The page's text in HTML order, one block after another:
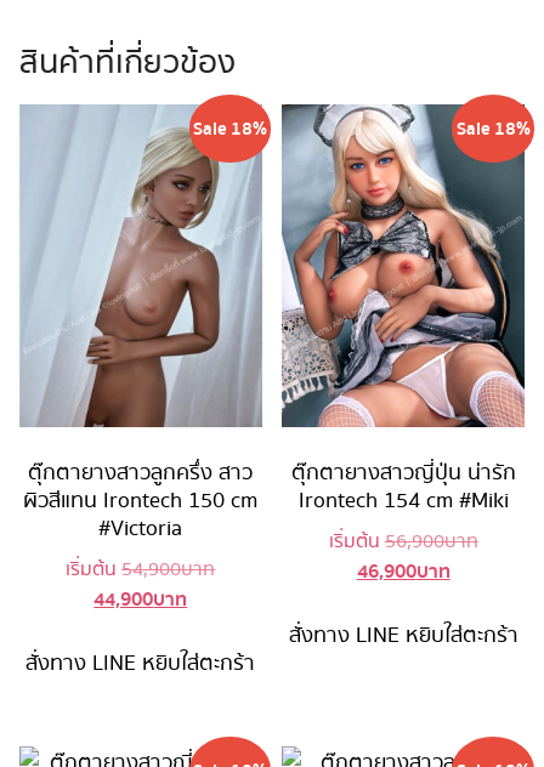
สินค้าที่เกี่ยวข้อง
Sale 18%
ตุ๊กตายางสาวลูกครึ่ง สาว
ผิวสีแทน Irontech 150 cm
#Victoria
เริ่มต้น54,900บาทOriginal
54,900 บาท.
44,900บาท
is:
สั่งทาง LINE หยิบใส่ตะกร้า
Sale 18%
ตุ๊กตายางสาวญี่ปุ่น น่ารัก
Irontech 154 cm #Miki
เริ่มต้น56,900บาทOriginal
56,900
46,900บาทCurrent
is:
สั่งทาง LINE หยิบใส่ตะกร้า